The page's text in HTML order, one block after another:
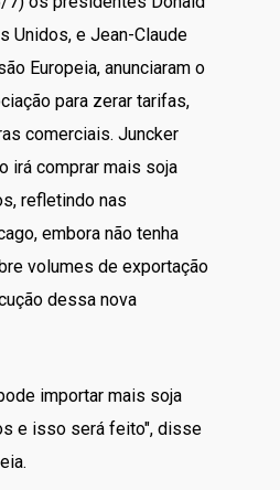
Unidos, e Jean-Claude
Europeia, anunciaram o
para zerar tarifas,
comerciais. Juncker
irá comprar mais soja
refletindo nas
embora não tenha
volumes de exportação
dessa nova
importar mais soja
e isso será feito", disse